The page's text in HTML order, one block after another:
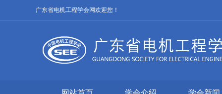
广东省电机工程学会网欢迎您！